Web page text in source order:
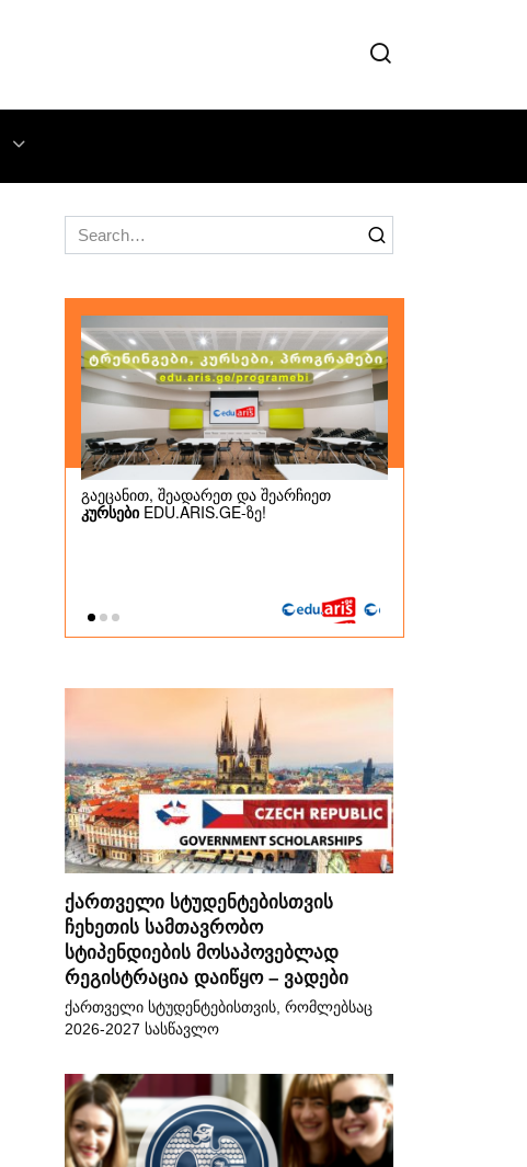
Search
for:
ქართველი სტუდენტებისთვის
ჩეხეთის სამთავრობო
სტიპენდიების მოსაპოვებლად
რეგისტრაცია დაიწყო – ვადები
ქართველი სტუდენტებისთვის, რომლებსაც
2026-2027 სასწავლო